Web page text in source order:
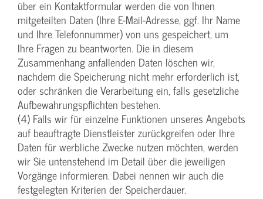
über ein Kontaktformular werden die von Ihnen
mitgeteilten Daten (Ihre E-Mail-Adresse, ggf. Ihr Name
und Ihre Telefonnummer) von uns gespeichert, um
Ihre Fragen zu beantworten. Die in diesem
Zusammenhang anfallenden Daten löschen wir,
nachdem die Speicherung nicht mehr erforderlich ist,
oder schränken die Verarbeitung ein, falls gesetzliche
Aufbewahrungspflichten bestehen.
(4) Falls wir für einzelne Funktionen unseres Angebots
auf beauftragte Dienstleister zurückgreifen oder Ihre
Daten für werbliche Zwecke nutzen möchten, werden
wir Sie untenstehend im Detail über die jeweiligen
Vorgänge informieren. Dabei nennen wir auch die
festgelegten Kriterien der Speicherdauer.